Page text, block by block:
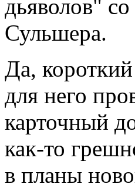
дьяволов"
Сульшера.
Да,
для него
карточный
как-то
в планы